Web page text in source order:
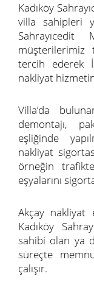
Kadıköy
villa sahipleri
müşterilerimiz
tercih ederek
nakliyat
Villa’da
demontajı,
eşliğinde
nakliyat
örneğin
eşyalarını
Akçay nakliyat
Kadıköy
sahibi olan ya
süreçte
çalışır.